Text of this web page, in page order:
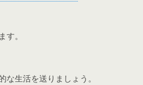
。
な生活を送りましょう。